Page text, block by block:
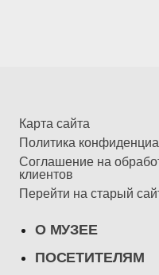
Карта сайта
Политика
Соглашение на
клиентов
Перейти на старый
О МУЗЕЕ
ПОСЕТИТЕЛЯМ